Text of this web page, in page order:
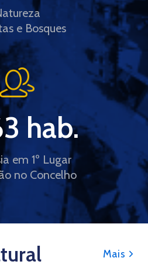
e Bosques
em 1º Lugar
no Concelho
hab.
Mais